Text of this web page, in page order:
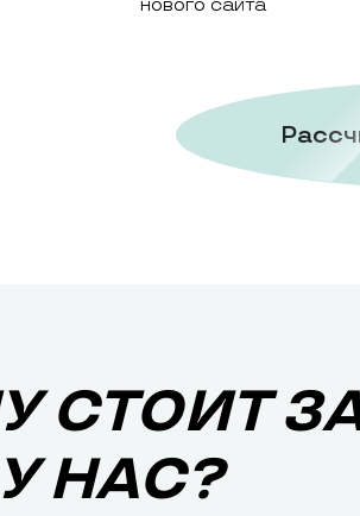
нового сайта
СТОИТ
НАС?